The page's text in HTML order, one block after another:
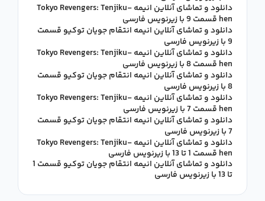
دانلود و تماشای آنلاین انیمه Tokyo Revengers: Tenjiku-
hen قسمت 9 با زیرنویس فارسی
دانلود و تماشای آنلاین انیمه انتقام جویان توکیو قسمت
9 با زیرنویس فارسی
دانلود و تماشای آنلاین انیمه Tokyo Revengers: Tenjiku-
hen قسمت 8 با زیرنویس فارسی
دانلود و تماشای آنلاین انیمه انتقام جویان توکیو قسمت
8 با زیرنویس فارسی
دانلود و تماشای آنلاین انیمه Tokyo Revengers: Tenjiku-
hen قسمت 7 با زیرنویس فارسی
دانلود و تماشای آنلاین انیمه انتقام جویان توکیو قسمت
7 با زیرنویس فارسی
دانلود و تماشای آنلاین انیمه Tokyo Revengers: Tenjiku-
hen قسمت 1 تا 13 با زیرنویس فارسی
دانلود و تماشای آنلاین انیمه انتقام جویان توکیو قسمت 1
تا 13 با زیرنویس فارسی